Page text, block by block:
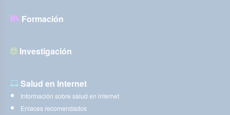
Formación
Investigación
Salud en Internet
Información sobre salud en internet
Enlaces recomendados